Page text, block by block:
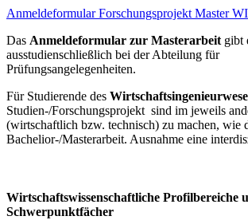
Anmeldeformular Forschungsprojekt Master WI
Das Anmeldeformular zur Masterarbeit gibt
ausstudienschließlich bei der Abteilung für
Prüfungsangelegenheiten.
Für Studierende des
Studien-/Forschungsprojekt sind im jeweils
(wirtschaftlich bzw. technisch) zu machen, wie
Bachelior-/Masterarbeit. Ausnahme eine
Wirtschaftswissenschaftliche Profilbereiche
Schwerpunktfächer